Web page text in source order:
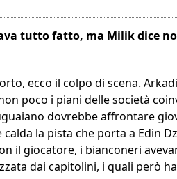
tutto fatto, ma Milik dice
ecco il colpo di scena.
poco i piani delle società
dovrebbe affrontare
la pista che porta a Edin
il giocatore, i bianconeri
dai capitolini, i quali però